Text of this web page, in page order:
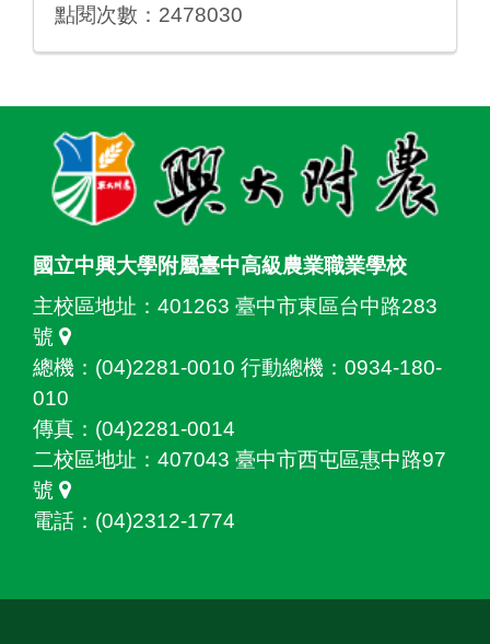
點閱次數：2478030
國立中興大學附屬臺中高級農業職業學校
主校區地址： 401263 臺中市東區台中路283
號
總機：(04)2281-0010 行動總機：0934-180-
010
傳真：(04)2281-0014
二校區地址： 407043 臺中市西屯區惠中路97
號
電話：(04)2312-1774